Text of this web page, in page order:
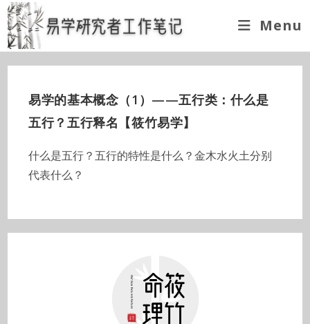
Skip
to
content
Menu
易学的基本概念（1）——五行类：什么是
五行？五行释名【筱竹易学】
什么是五行？五行的特性是什么？金木水火土分别
代表什么？